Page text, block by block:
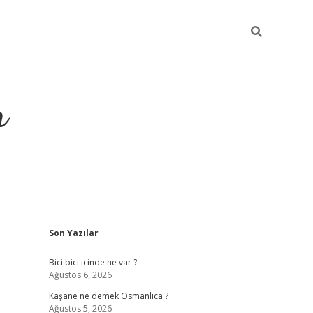
Sidebar
Son Yazılar
Bici bici icinde ne var ?
Ağustos 6, 2026
Kaşane ne demek Osmanlıca ?
Ağustos 5, 2026